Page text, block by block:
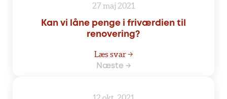
27 maj 2021
Kan vi låne penge i friværdien til
renovering?
Læs svar →
Næste →